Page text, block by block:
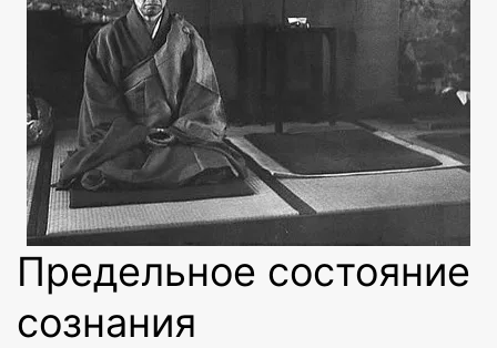
Предельное состояние
сознания